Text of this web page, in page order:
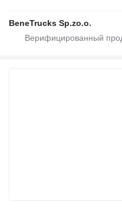
BeneTrucks Sp.zo.o.